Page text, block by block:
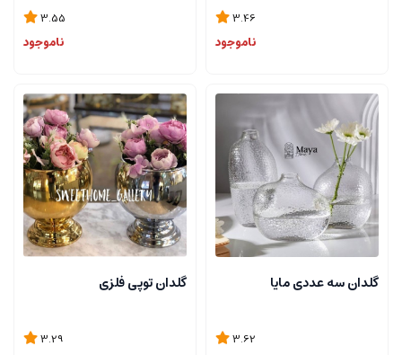
3.46
ناموجود
3.55
ناموجود
گلدان سه عددی مایا
3.62
گلدان توپی فلزی
3.29